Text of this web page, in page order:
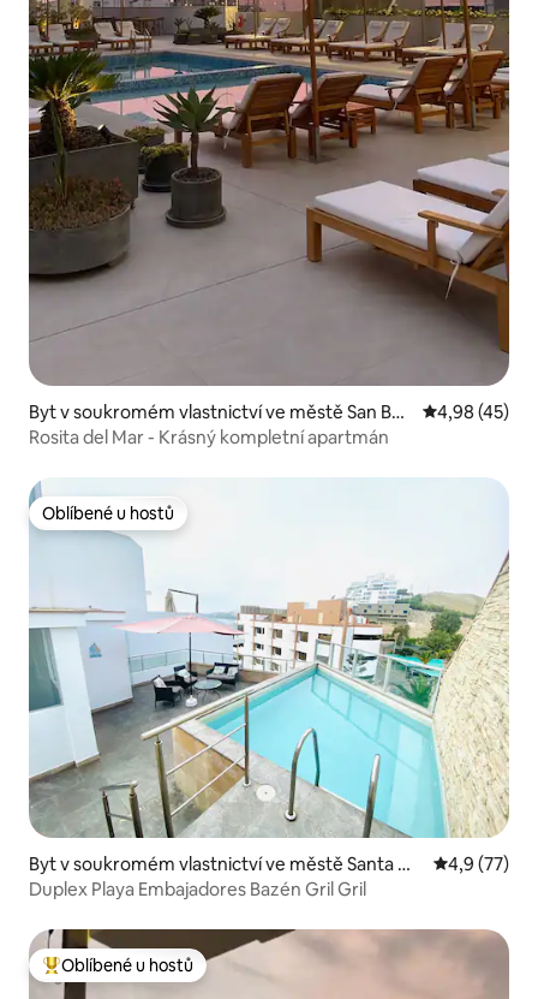
Byt v soukromém vlastnictví ve městě San Bar
tolo
Průměrné
4,98 (45)
Rosita del Mar - Krásný kompletní apartmán
Oblíbené u hostů
Oblíbené u hostů
Byt v soukromém vlastnictví ve městě Santa Ma
ria del Mar
Průměrné
4,9 (77)
Duplex Playa Embajadores Bazén Gril Gril
Nejlepší v kategorii Oblíbené u hostů
Oblíbené u hostů